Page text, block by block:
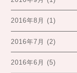
2016年8月 (1)
2016年7月 (2)
2016年6月 (5)